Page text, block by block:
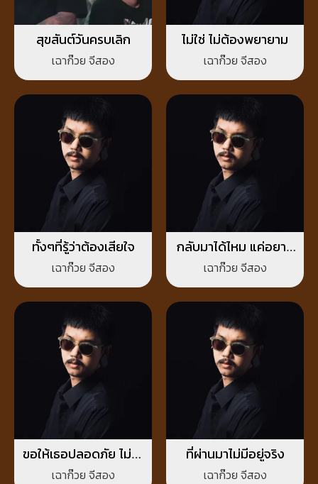
สุขสันต์วันครบเลิก
เฉาก๊วย จีสอง
ไม่ใช่ ไม่ต้องพยายาม
เฉาก๊วย จีสอง
ทั้งๆที่รู้ว่าต้องเสียใจ
เฉาก๊วย จีสอง
กลับมาได้ไหม แค่อยาก
พบหน้า
เฉาก๊วย จีสอง
ขอให้เธอปลอดภัย ไม่ว่า
จะอ้อมกอดใครก็ตาม
เฉาก๊วย จีสอง
ที่ผ่านมาไม่มีอยู่จริง
เฉาก๊วย จีสอง